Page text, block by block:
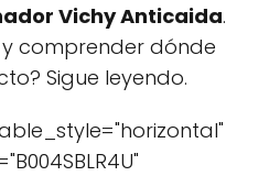
Vichy Anticaida.
comprender dónde
Sigue leyendo.